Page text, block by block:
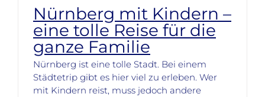
Nürnberg mit Kindern –
eine tolle Reise für die
ganze Familie
Nürnberg ist eine tolle Stadt. Bei einem
Städtetrip gibt es hier viel zu erleben. Wer
mit Kindern reist, muss jedoch andere